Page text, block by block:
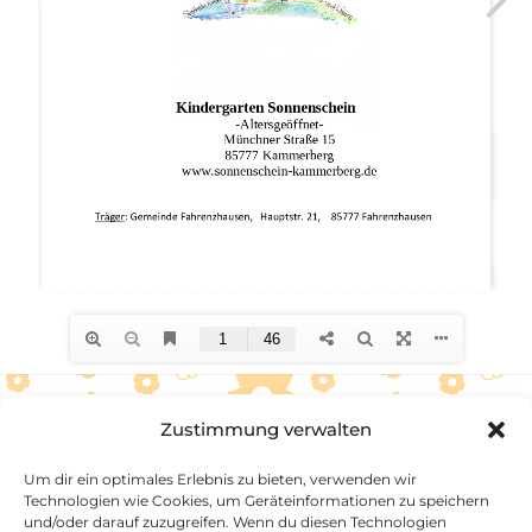
Zustimmung verwalten
Um dir ein optimales Erlebnis zu bieten, verwenden wir
Technologien wie Cookies, um Geräteinformationen zu speichern
und/oder darauf zuzugreifen. Wenn du diesen Technologien
Back
Top
Sonnenschein Kammerberg
Datenschutzerklärung
Impressum